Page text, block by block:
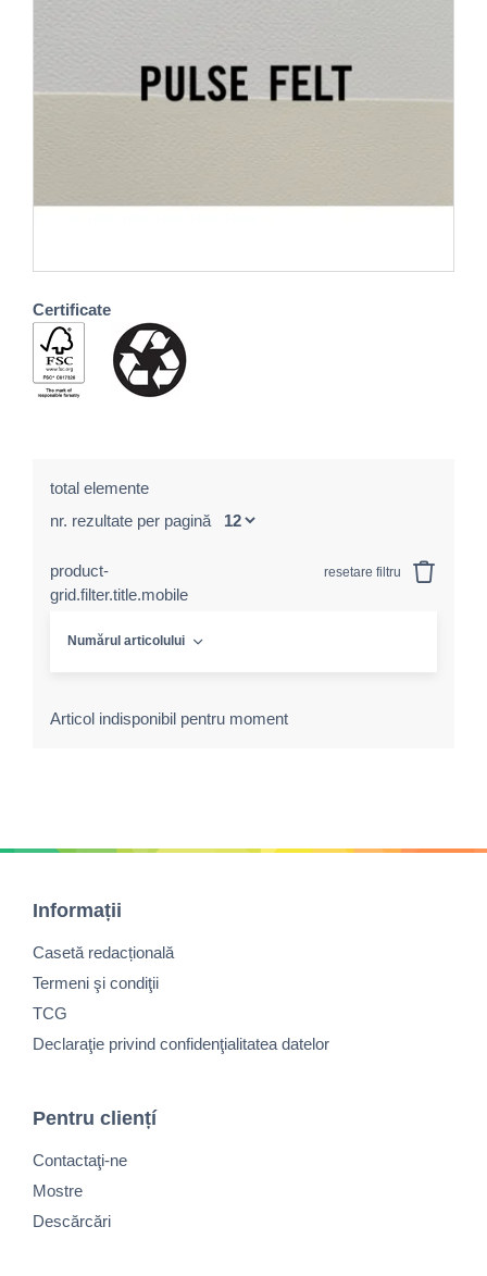
Certificate
total elemente
nr. rezultate per pagină
product-
grid.filter.title.mobile
resetare filtru
Numărul articolului
Articol indisponibil pentru moment
Informații
Casetă redacțională
Termeni şi condiţii
TCG
Declaraţie privind confidenţialitatea datelor
Pentru cliențí
Contactaţi-ne
Mostre
Descărcări